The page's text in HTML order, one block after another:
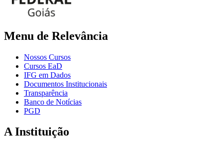
Menu de Relevância
Nossos Cursos
Cursos EaD
IFG em Dados
Documentos Institucionais
Transparência
Banco de Notícias
PGD
A Instituição